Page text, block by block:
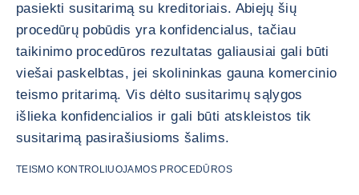
pasiekti susitarimą su kreditoriais. Abiejų šių
procedūrų pobūdis yra konfidencialus, tačiau
taikinimo procedūros rezultatas galiausiai gali būti
viešai paskelbtas, jei skolininkas gauna komercinio
teismo pritarimą. Vis dėlto susitarimų sąlygos
išlieka konfidencialios ir gali būti atskleistos tik
susitarimą pasirašiusioms šalims.
TEISMO KONTROLIUOJAMOS PROCEDŪROS